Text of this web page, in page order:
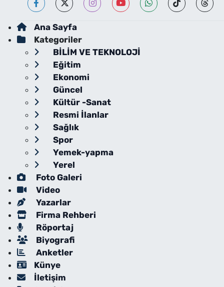
Ana Sayfa
Kategoriler
BİLİM VE TEKNOLOJİ
Eğitim
Ekonomi
Güncel
Kültür -Sanat
Resmi İlanlar
Sağlık
Spor
Yemek-yapma
Yerel
Foto Galeri
Video
Yazarlar
Firma Rehberi
Röportaj
Biyografi
Anketler
Künye
İletişim